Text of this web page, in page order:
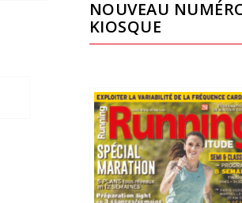
NOUVEAU
KIOSQUE